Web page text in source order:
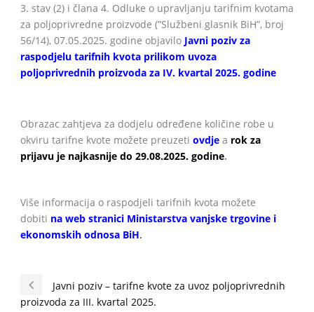
3. stav (2) i člana 4. Odluke o upravljanju tarifnim kvotama
za poljoprivredne proizvode (”Službeni glasnik BiH”, broj
56/14), 07.05.2025. godine objavilo Javni poziv za
raspodjelu tarifnih kvota prilikom uvoza
poljoprivrednih proizvoda za IV. kvartal 2025. godine
Obrazac zahtjeva za dodjelu određene količine robe u
okviru tarifne kvote možete preuzeti ovdje a rok za
prijavu je najkasnije do 29.08.2025. godine.
Više informacija o raspodjeli tarifnih kvota možete
dobiti na web stranici Ministarstva vanjske trgovine i
ekonomskih odnosa BiH.
Javni poziv – tarifne kvote za uvoz poljoprivrednih
proizvoda za III. kvartal 2025.